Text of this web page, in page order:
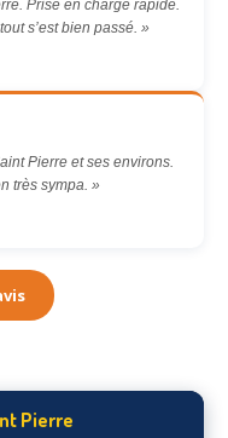
Prise en charge rapide.
s’est bien passé. »
Pierre et ses environs.
très sympa. »
Pierre